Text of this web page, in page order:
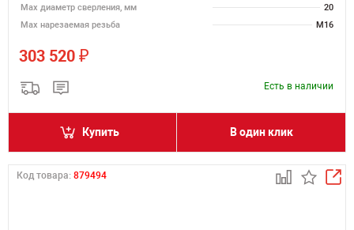
Мах диаметр сверления, мм
20
Мах нарезаемая резьба
M16
303 520 ₽
Есть в наличии
Купить В один клик
Код товара: 879494